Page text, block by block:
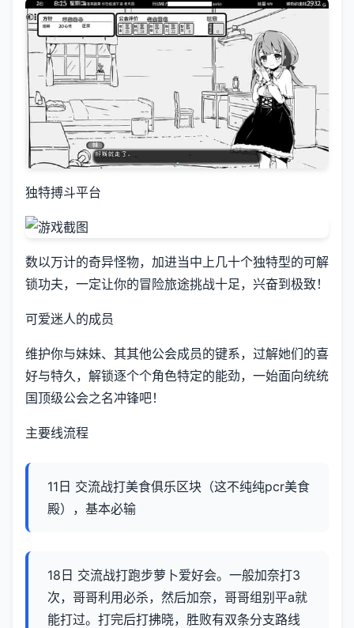
独特搏斗平台
数以万计的奇异怪物，加进当中上几十个独特型的可解
锁功夫，一定让你的冒险旅途挑战十足，兴奋到极致！
可爱迷人的成员
维护你与妹妹、其其他公会成员的键系，过解她们的喜
好与特久，解锁逐个个角色特定的能劲，一始面向统统
国顶级公会之名冲锋吧！
主要线流程
11日 交流战打美食俱乐区块（这不纯纯pcr美食
殿），基本必输
18日 交流战打跑步萝卜爱好会。一般加奈打3
次，哥哥利用必杀，然后加奈，哥哥组别平a就
能打过。打完后打拂晓，胜败有双条分支路线